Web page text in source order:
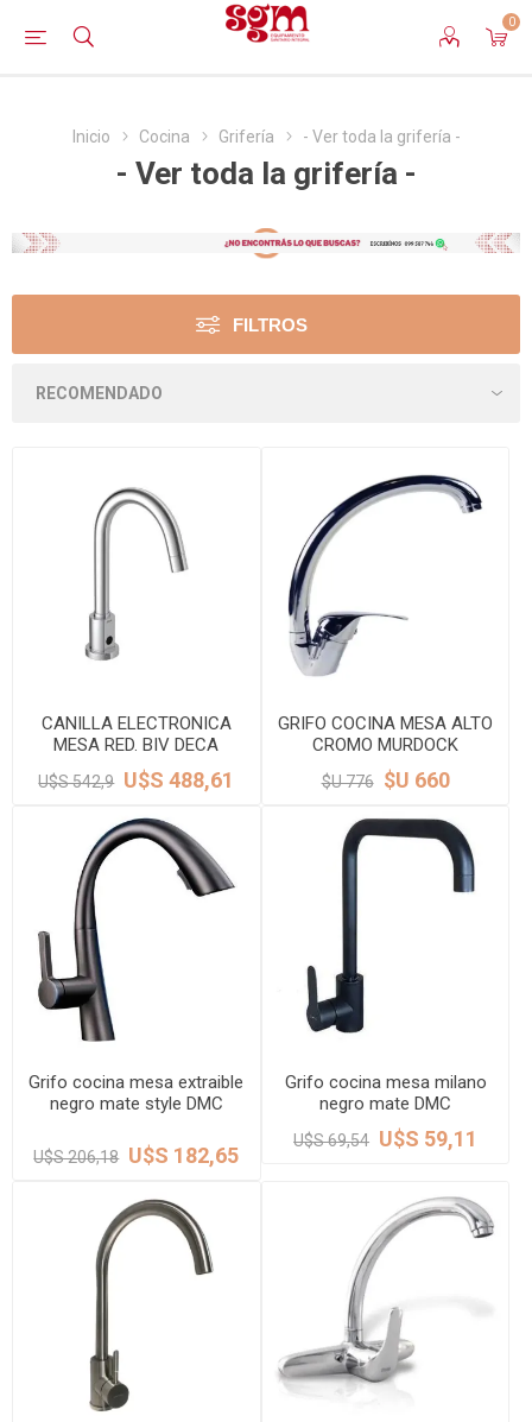
0
Inicio Cocina Grifería - Ver toda la grifería -
- Ver toda la grifería -
FILTROS
CANILLA ELECTRONICA
MESA RED. BIV DECA
U$S 542,9 U$S 488,61
GRIFO COCINA MESA ALTO
CROMO MURDOCK
$U 776 $U 660
Grifo cocina mesa extraible
negro mate style DMC
U$S 206,18 U$S 182,65
Grifo cocina mesa milano
negro mate DMC
U$S 69,54 U$S 59,11